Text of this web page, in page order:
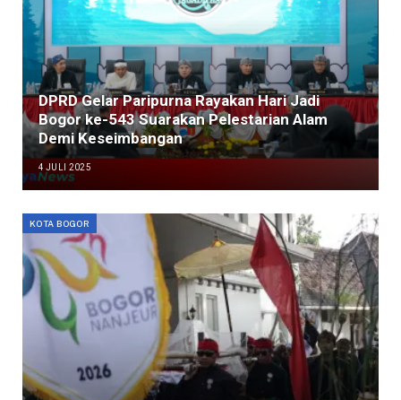
DPRD Gelar Paripurna Rayakan Hari Jadi
Bogor ke-543 Suarakan Pelestarian Alam
Demi Keseimbangan
4 JULI 2025
KOTA BOGOR